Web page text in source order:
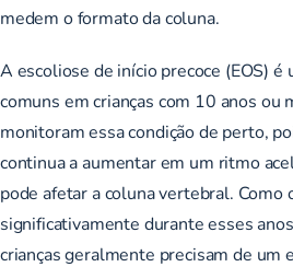
medem o formato da coluna.
A escoliose de início precoce (EOS) é
comuns em crianças com 10 anos ou
monitoram essa condição de perto,
continua a aumentar em um ritmo
pode afetar a coluna vertebral. Como
significativamente durante esses
crianças geralmente precisam de um